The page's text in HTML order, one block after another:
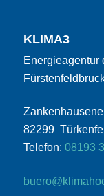
KLIMA3
Energieagentur
82299
Telefon: 08193